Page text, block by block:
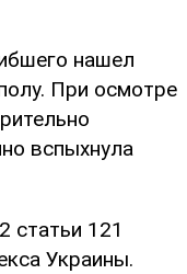
нашел
При осмотре
вспыхнула
статьи 121
Украины.